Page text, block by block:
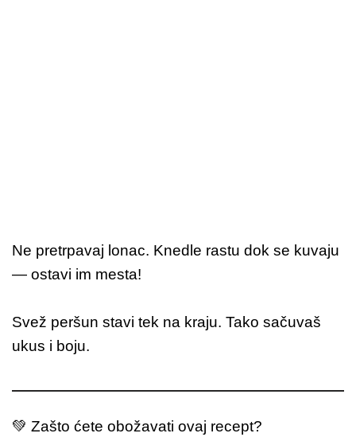
Ne pretrpavaj lonac. Knedle rastu dok se kuvaju
— ostavi im mesta!
Svež peršun stavi tek na kraju. Tako sačuvaš
ukus i boju.
💚 Zašto ćete obožavati ovaj recept?